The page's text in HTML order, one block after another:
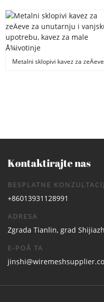
Metalni sklopivi kavez za zeÄeve
Kontaktirajte nas
BESPLATNE
+86013931128991
ADRESA
Zgrada Tianlin, grad
E-POÅ TA